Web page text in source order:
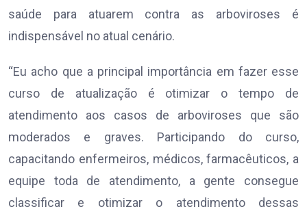
saúde para atuarem contra as arboviroses é
indispensável no atual cenário.
“Eu acho que a principal importância em fazer esse
curso de atualização é otimizar o tempo de
atendimento aos casos de arboviroses que são
moderados e graves. Participando do curso,
capacitando enfermeiros, médicos, farmacêuticos, a
equipe toda de atendimento, a gente consegue
classificar e otimizar o atendimento dessas